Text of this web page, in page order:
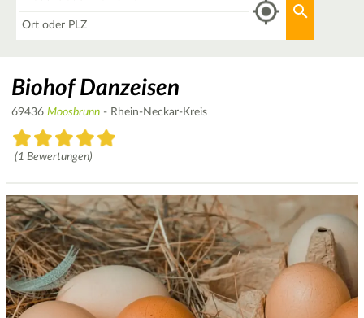
Biohof Danzeisen
69436 Moosbrunn - Rhein-Neckar-Kreis
(1 Bewertungen)